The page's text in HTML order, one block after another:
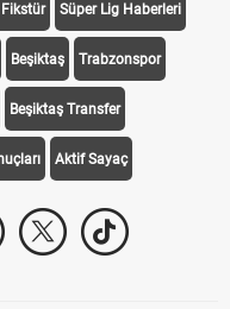
Süper Lig Haberleri
Beşiktaş Trabzonspor
Beşiktaş Transfer
Aktif Sayaç